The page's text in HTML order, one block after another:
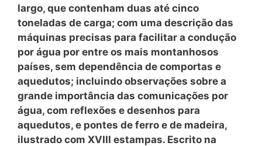
largo, que contenham duas até cinco
toneladas de carga; com uma descrição das
máquinas precisas para facilitar a condução
por água por entre os mais montanhosos
países, sem dependência de comportas e
aquedutos; incluindo observações sobre a
grande importância das comunicações por
água, com reflexões e desenhos para
aquedutos, e pontes de ferro e de madeira,
ilustrado com XVIII estampas. Escrito na